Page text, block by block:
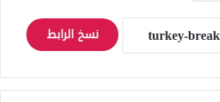
نسخ الرابط